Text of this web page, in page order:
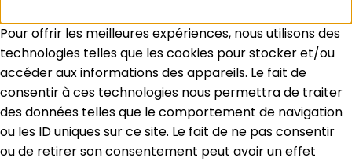
Pour offrir les meilleures expériences, nous utilisons des
technologies telles que les cookies pour stocker et/ou
accéder aux informations des appareils. Le fait de
consentir à ces technologies nous permettra de traiter
des données telles que le comportement de navigation
ou les ID uniques sur ce site. Le fait de ne pas consentir
ou de retirer son consentement peut avoir un effet